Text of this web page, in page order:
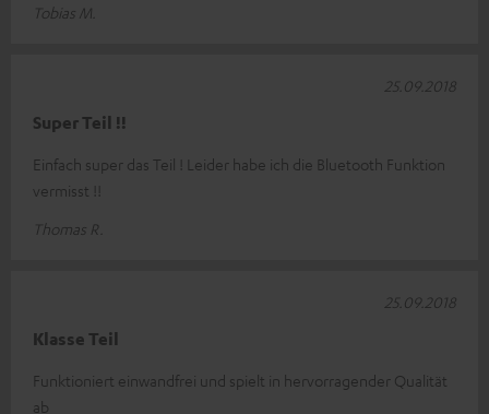
Tobias M.
Super Teil !!
Einfach super das Teil ! Leider habe ich die Bluetooth Funktion
vermisst !!
Thomas R.
25.09.2018
Klasse Teil
Funktioniert einwandfrei und spielt in hervorragender Qualität
ab
25.09.2018